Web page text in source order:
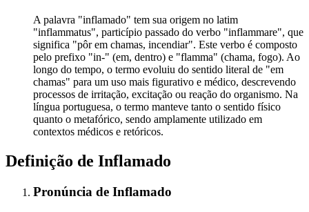
A palavra "inflamado" tem sua origem no latim
"inflammatus", particípio passado do verbo "inflammare", que
significa "pôr em chamas, incendiar". Este verbo é composto
pelo prefixo "in-" (em, dentro) e "flamma" (chama, fogo). Ao
longo do tempo, o termo evoluiu do sentido literal de "em
chamas" para um uso mais figurativo e médico, descrevendo
processos de irritação, excitação ou reação do organismo. Na
língua portuguesa, o termo manteve tanto o sentido físico
quanto o metafórico, sendo amplamente utilizado em
contextos médicos e retóricos.
Definição de Inflamado
Pronúncia de Inflamado